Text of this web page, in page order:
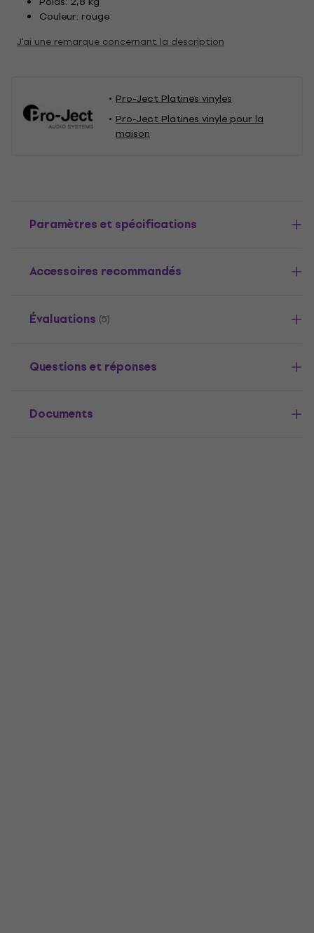
Couleur: rouge
J'ai une remarque concernant la description
Pro-Ject Platines vinyles
Pro-Ject Platines vinyle pour la
maison
Paramètres et spécifications
Accessoires recommandés
Évaluations (5)
Questions et réponses
Documents